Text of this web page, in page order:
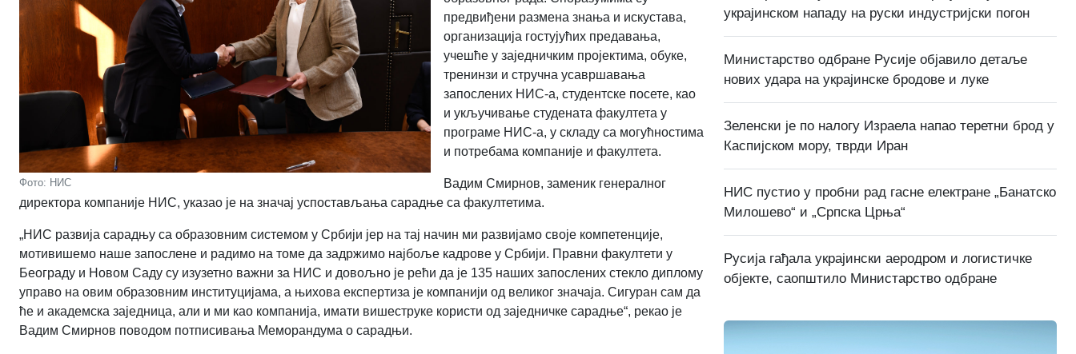
Фото: НИС
предвиђени размена знања и искустава,
организација гостујућих предавања,
учешће у заједничким пројектима, обуке,
тренинзи и стручна усавршавања
запослених НИС-а, студентске посете, као
и укључивање студената факултета у
програме НИС-а, у складу са могућностима
и потребама компаније и факултета.
Вадим Смирнов, заменик генералног
директора компаније НИС, указао је на значај успостављања сарадње са факултетима.
„НИС развија сарадњу са образовним системом у Србији јер на тај начин ми развијамо своје компетенције,
мотивишемо наше запослене и радимо на томе да задржимо најбоље кадрове у Србији. Правни факултети у
Београду и Новом Саду су изузетно важни за НИС и довољно је рећи да је 135 наших запослених стекло диплому
управо на овим образовним институцијама, а њихова експертиза је компанији од великог значаја. Сигуран сам да
ће и академска заједница, али и ми као компанија, имати вишеструке користи од заједничке сарадње“, рекао је
Вадим Смирнов поводом потписивања Меморандума о сарадњи.
украјинском нападу на руски индустријски погон
Министарство одбране Русије објавило детаље
нових удара на украјинске бродове и луке
Зеленски је по налогу Израела напао теретни брод у
Каспијском мору, тврди Иран
НИС пустио у пробни рад гасне електране „Банатско
Милошево“ и „Српска Црња“
Русија гађала украјински аеродром и логистичке
објекте, саопштило Министарство одбране